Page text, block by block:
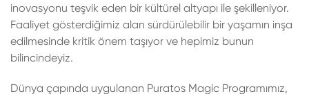
inovasyonu teşvik eden bir kültürel altyapı ile şekilleniyor.
Faaliyet gösterdiğimiz alan sürdürülebilir bir yaşamın inşa
edilmesinde kritik önem taşıyor ve hepimiz bunun
bilincindeyiz.
Dünya çapında uygulanan Puratos Magic Programımız,